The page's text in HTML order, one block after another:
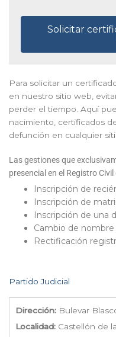
Solicitar
Para solicitar un
en nuestro sitio web,
perder el tiempo. Aquí
nacimiento, certificados
defunción en cualquier
Las gestiones que
presencial en el Registro
Inscripción de
Inscripción de
Inscripción de una
Cambio de nombre
Rectificación
Partido Judicial
Dirección: Bulevar
Localidad: Castellón de